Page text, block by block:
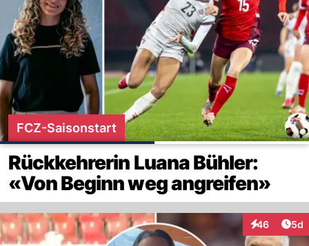
FCZ-Saisonstart
Rückkehrerin Luana Bühler:
«Von Beginn weg angreifen»
46
Interaktionen
5d